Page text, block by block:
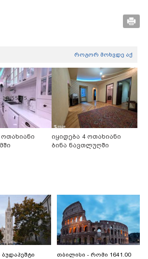
როგორ მოხვდე აქ
ოთახიანი
იყიდება 4 ოთახიანი
ბინა ნავთლუღში
თბილისი - რომი 1641.00